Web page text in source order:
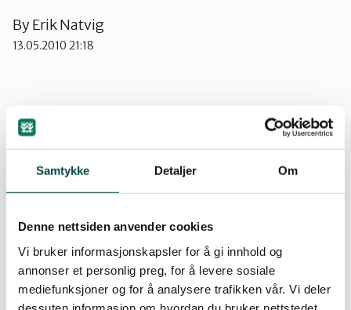
Samtykke Detaljer Om
Denne nettsiden anvender cookies
Vi bruker informasjonskapsler for å gi innhold og
annonser et personlig preg, for å levere sosiale
mediefunksjoner og for å analysere trafikken vår. Vi deler
Suldal
ByErik Natvig
13.05.2010 21:18
Våren 2008 la forbundet fram sitt verneforslag
sammen med en fagrapport som dokumenterer
verneverdier av nasjonal og internasjonal klasse.
tilfredsstiler alle krav til nasjonalparkstatus.
Men det blir neppe noen nasjonalpark uten
betydelig lokal støtte. Naturvernforbundet og